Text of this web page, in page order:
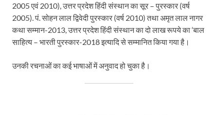
2005 एवं 2010), उत्तर प्रदेश हिंदी संस्थान का सूर – पुरस्कार (वर्ष
2005). पं. सोहन लाल द्विवेदी पुरस्कार (वर्ष 2010) तथा अमृत लाल नागर
कथा सम्मान-2013, उत्तर प्रदेश हिंदी संस्थान का दो लाख रूपये का ‘बाल
साहित्य – भारती पुरस्कार-2018 इत्यादि से सम्मानित किया गया है।
उनकी रचनाओं का कई भाषाओं में अनुवाद हो चुका है।